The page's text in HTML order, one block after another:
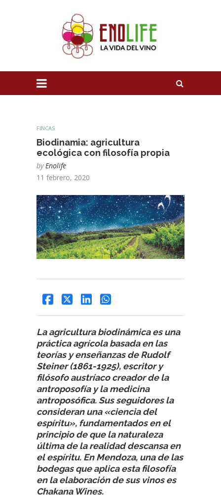
FINCAS
Biodinamia: agricultura
ecológica con filosofía propia
by Enolife
11 febrero, 2020
La agricultura biodinámica es una
práctica agrícola basada en las
teorías y enseñanzas de Rudolf
Steiner (1861-1925), escritor y
filósofo austríaco creador de la
antroposofía y la medicina
antroposófica. Sus seguidores la
consideran una «ciencia del
espíritu», fundamentados en el
principio de que la naturaleza
última de la realidad descansa en
el espíritu. En Mendoza, una de las
bodegas que aplica esta filosofía
en la elaboración de sus vinos es
Chakana Wines.